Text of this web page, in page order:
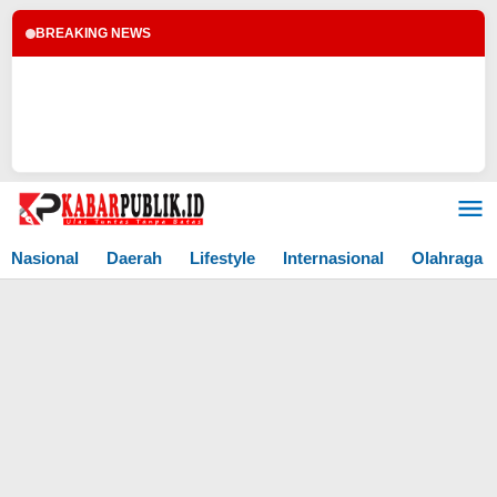
BREAKING NEWS
Lewati
Nasional
Daerah Lifestyle Internasional Olahraga